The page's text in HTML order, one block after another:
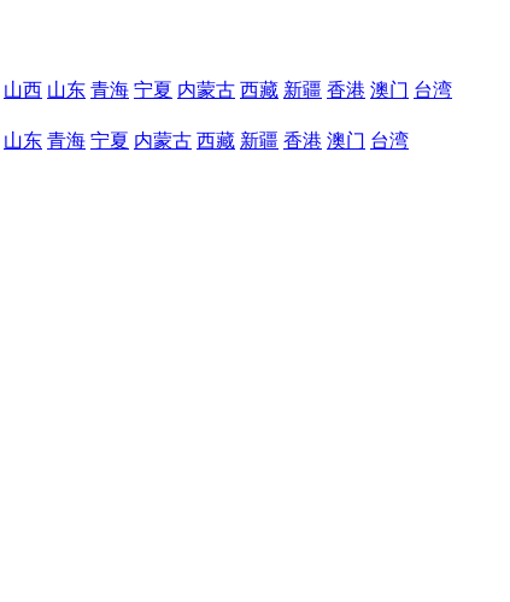
山西 山东 青海 宁夏 内蒙古 西藏 新疆 香港 澳门 台湾
山东 青海 宁夏 内蒙古 西藏 新疆 香港 澳门 台湾